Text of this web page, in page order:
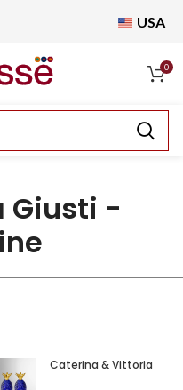
USA
0
Giusti -
Caterina & Vittoria